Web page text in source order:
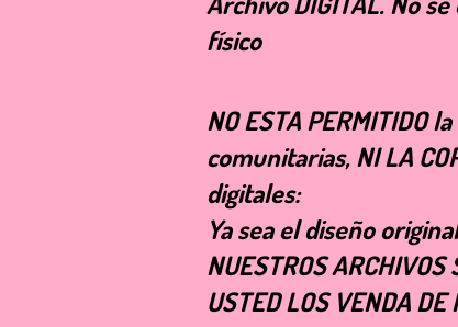
físico
NO ESTA PERMITIDO
comunitarias, NI LA
digitales:
Ya sea el diseño
NUESTROS ARCHIVOS
USTED LOS VENDA DE